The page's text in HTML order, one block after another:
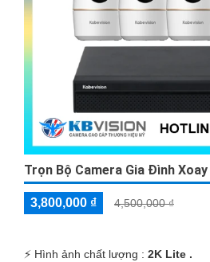
Trọn Bộ Camera Gia Đình Xoay
3,800,000 ₫ 4,500,000 ₫
️⚡ Hình ảnh chất lượng : 2K Lite .